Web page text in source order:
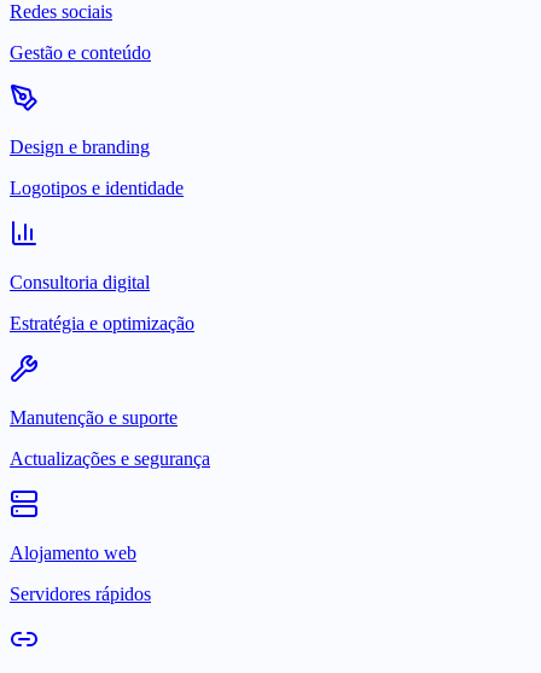
Redes sociais
Gestão e conteúdo
Design e branding
Logotipos e identidade
Consultoria digital
Estratégia e optimização
Manutenção e suporte
Actualizações e segurança
Alojamento web
Servidores rápidos